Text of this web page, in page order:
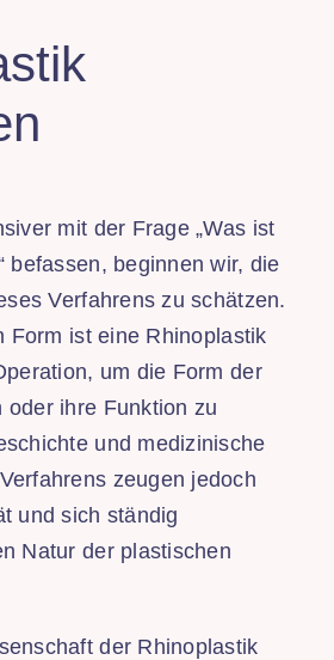
mit der Frage „Was ist
befassen, beginnen wir, die
Verfahrens zu schätzen.
Form ist eine Rhinoplastik
um die Form der
oder ihre Funktion zu
und medizinische
zeugen jedoch
und sich ständig
Natur der plastischen
der Rhinoplastik